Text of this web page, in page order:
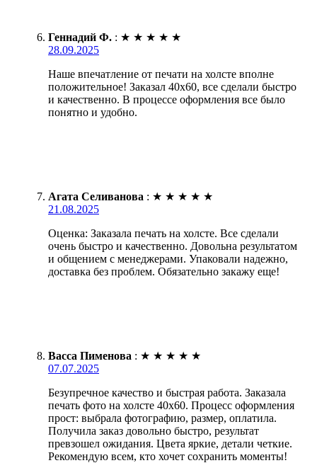
Геннадий Ф. : ★ ★ ★ ★ ★
28.09.2025
Наше впечатление от печати на холсте вполне
положительное! Заказал 40х60, все сделали быстро
и качественно. В процессе оформления все было
понятно и удобно.
Агата Селиванова : ★ ★ ★ ★ ★
21.08.2025
Оценка: Заказала печать на холсте. Все сделали
очень быстро и качественно. Довольна результатом
и общением с менеджерами. Упаковали надежно,
доставка без проблем. Обязательно закажу еще!
Васса Пименова : ★ ★ ★ ★ ★
07.07.2025
Безупречное качество и быстрая работа. Заказала
печать фото на холсте 40х60. Процесс оформления
прост: выбрала фотографию, размер, оплатила.
Получила заказ довольно быстро, результат
превзошел ожидания. Цвета яркие, детали четкие.
Рекомендую всем, кто хочет сохранить моменты!